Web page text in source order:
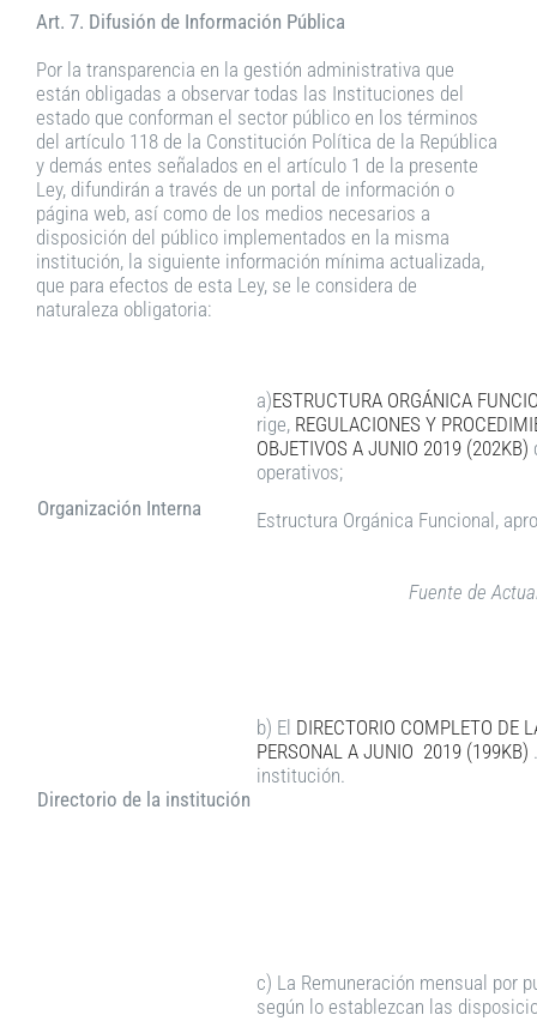
Art. 7. Difusión de Información Pública
Por la transparencia en la gestión administrativa que
están obligadas a observar todas las Instituciones del
estado que conforman el sector público en los términos
del artículo 118 de la Constitución Política de la República
y demás entes señalados en el artículo 1 de la presente
Ley, difundirán a través de un portal de información o
página web, así como de los medios necesarios a
disposición del público implementados en la misma
institución, la siguiente información mínima actualizada,
que para efectos de esta Ley, se le considera de
naturaleza obligatoria:
Organización Interna
a)ESTRUCTURA ORGÁNICA
rige, REGULACIONES Y
OBJETIVOS A JUNIO 2019 (202KB)
operativos;
Estructura Orgánica Funcional,
Fuente de
Directorio de la institución
b) El DIRECTORIO COMPLETO DE
PERSONAL A JUNIO 2019 (199KB)
institución.
c) La Remuneración mensual por
según lo establezcan las